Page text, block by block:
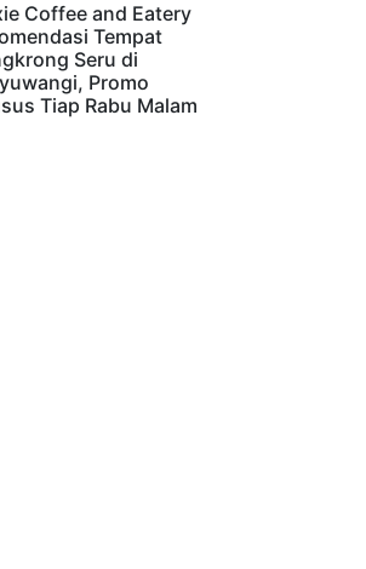
Coffee and Eatery
Tempat
Seru di
Promo
Tiap Rabu Malam